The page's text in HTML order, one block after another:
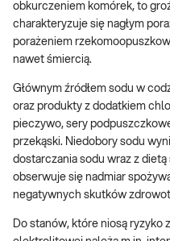
obkurczeniem komórek, to
charakteryzuje się nagłym
porażeniem
nawet śmiercią.
Głównym źródłem sodu w
oraz produkty z dodatkiem
pieczywo, sery
przekąski. Niedobory sodu
dostarczania sodu wraz z
obserwuje się nadmiar
negatywnych skutków
Do stanów, które niosą ryzyko